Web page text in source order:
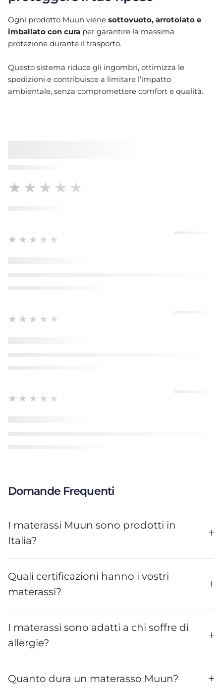
Ogni prodotto Muun viene sottovuoto, arrotolato e
imballato con cura per garantire la massima
protezione durante il trasporto.
Questo sistema riduce gli ingombri, ottimizza le
spedizioni e contribuisce a limitare l’impatto
ambientale, senza compromettere comfort e qualità.
★★★★★
★★★★★
★★★★★
★★★★★
Domande Frequenti
I materassi Muun sono prodotti in
Italia?
Quali certificazioni hanno i vostri
materassi?
I materassi sono adatti a chi soffre di
allergie?
Quanto dura un materasso Muun?